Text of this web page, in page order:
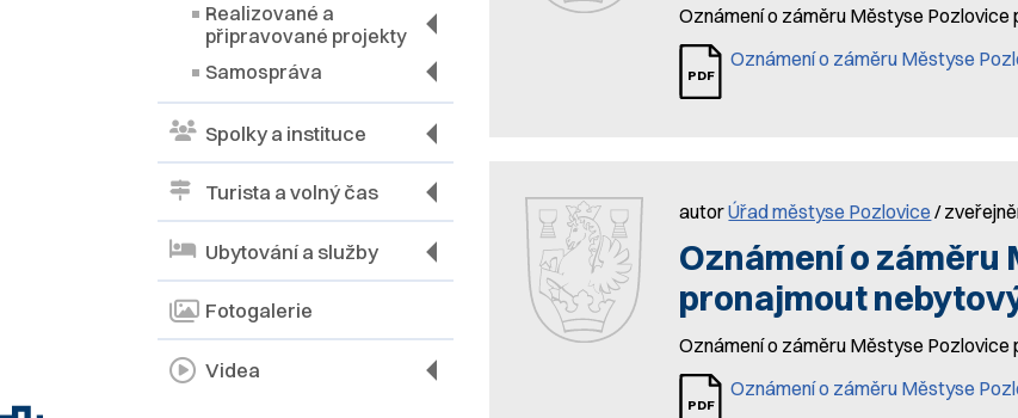
Realizované a
připravované projekty
Samospráva
Spolky a instituce
Turista a volný čas
Ubytování a služby
Fotogalerie
Videa
Oznámení o záměru Městyse
Oznámení o záměru Městyse
autorÚřad městyse Pozlovice /
Oznámení o
pronajmout
Oznámení o záměru Městyse
Oznámení o záměru Městyse